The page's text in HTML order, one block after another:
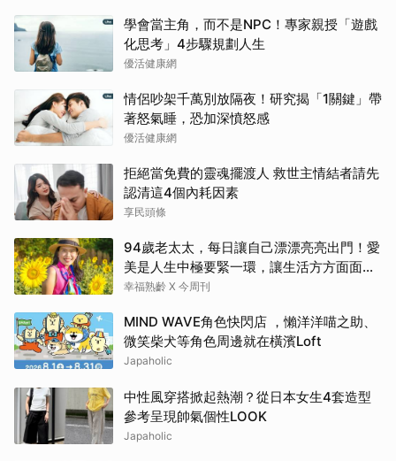
學會當主角，而不是NPC！專家親授「遊戲
化思考」4步驟規劃人生
優活健康網
情侶吵架千萬別放隔夜！研究揭「1關鍵」帶
著怒氣睡，恐加深憤怒感
優活健康網
拒絕當免費的靈魂擺渡人 救世主情結者請先
認清這4個內耗因素
享民頭條
94歲老太太，每日讓自己漂漂亮亮出門！愛
美是人生中極要緊一環，讓生活方方面面，
更加豐富有樂趣
幸福熟齡 X 今周刊
MIND WAVE角色快閃店 ，懶洋洋喵之助、
微笑柴犬等角色周邊就在橫濱Loft
Japaholic
中性風穿搭掀起熱潮？從日本女生4套造型
參考呈現帥氣個性LOOK
Japaholic